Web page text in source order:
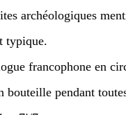
archéologiques
typique.
francophone en
pendant